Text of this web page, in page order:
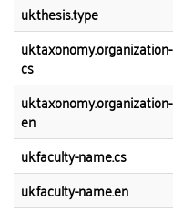
uk.thesis.type
uk.taxonomy.organization-
cs
uk.taxonomy.organization-
en
uk.faculty-name.cs
uk.faculty-name.en